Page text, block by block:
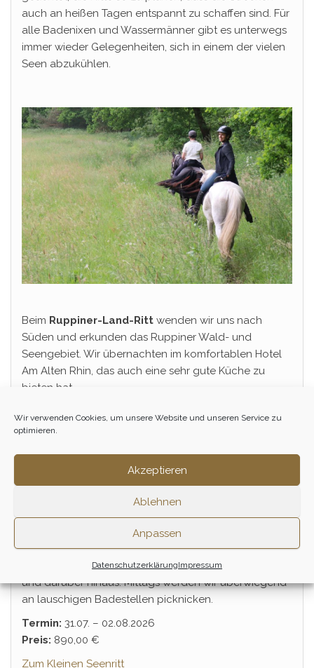
Wir verwenden Cookies, um unsere Website und unseren Service zu
optimieren.
Akzeptieren
Ablehnen
Anpassen
DatenschutzerklärungImpressum
auch an heißen Tagen entspannt zu schaffen sind. Für
alle Badenixen und Wassermänner gibt es unterwegs
immer wieder Gelegenheiten, sich in einem der vielen
Seen abzukühlen.
Beim Ruppiner-Land-Ritt wenden wir uns nach
Süden und erkunden das Ruppiner Wald- und
Seengebiet. Wir übernachten im komfortablen Hotel
Am Alten Rhin, das auch eine sehr gute Küche zu
bieten hat.
Preis:890,00 €
Zum Ruppiger-Land-Ritt
DerKleine Seenrittvom 31. Juli bis 2. August führt uns
nach Norden bis zum sagenumwobenen Stechlinsee
und darüber hinaus. Mittags werden wir überwiegend
an lauschigen Badestellen picknicken.
Termin: 31.07. – 02.08.2026
Preis: 890,00 €
Zum Kleinen Seenritt